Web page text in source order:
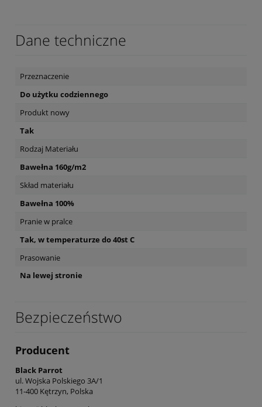
Dane techniczne
Przeznaczenie
Do użytku codziennego
Produkt nowy
Tak
Rodzaj Materiału
Bawełna 160g/m2
Skład materiału
Bawełna 100%
Pranie w pralce
Tak, w temperaturze do 40st C
Prasowanie
Na lewej stronie
Bezpieczeństwo
Producent
Black Parrot
ul. Wojska Polskiego 3A/1
11-400 Kętrzyn, Polska